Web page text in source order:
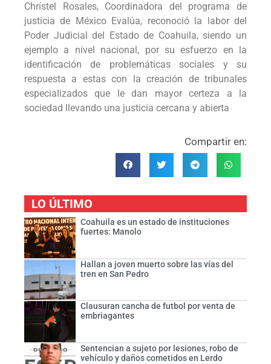
Chrístel Rosales, Coordinadora del programa de
justicia de México Evalúa, reconoció la labor del
Poder Judicial del Estado de Coahuila, siendo un
ejemplo a nivel nacional, por su esfuerzo en la
identificación de problemáticas sociales y su
respuesta a estas con la creación de tribunales
especializados que le dan mayor certeza a la
sociedad llevando una justicia cercana y abierta
Compartir en:
LO ÚLTIMO
Coahuila es un estado de instituciones
fuertes: Manolo
Hallan a joven muerto sobre las vías del
tren en San Pedro
Clausuran cancha de futbol por venta de
embriagantes
Sentencian a sujeto por lesiones, robo de
vehículo y daños cometidos en Lerdo